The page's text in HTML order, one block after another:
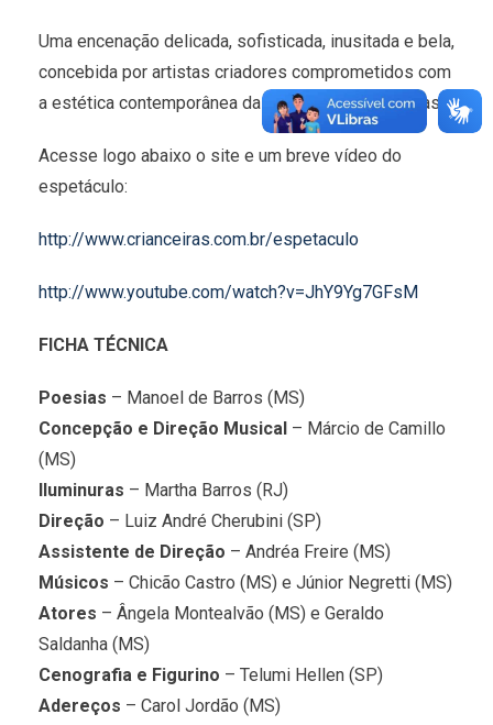
Uma encenação delicada, sofisticada, inusitada e bela,
concebida por artistas criadores comprometidos com
a estética contemporânea da arte feita para crianças.
Acesse logo abaixo o site e um breve vídeo do
espetáculo:
http://www.crianceiras.com.br/espetaculo
http://www.youtube.com/watch?v=JhY9Yg7GFsM
FICHA TÉCNICA
Poesias – Manoel de Barros (MS)
Concepção e Direção Musical – Márcio de Camillo
(MS)
Iluminuras – Martha Barros (RJ)
Direção – Luiz André Cherubini (SP)
Assistente de Direção – Andréa Freire (MS)
Músicos – Chicão Castro (MS) e Júnior Negretti (MS)
Atores – Ângela Montealvão (MS) e Geraldo
Saldanha (MS)
Cenografia e Figurino – Telumi Hellen (SP)
Adereços – Carol Jordão (MS)